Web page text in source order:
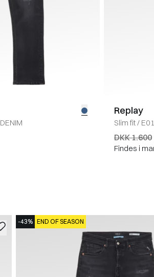
DENIM
Replay
Slim fit/
DKK 1.600
Findes i
-43% END OF SEASON